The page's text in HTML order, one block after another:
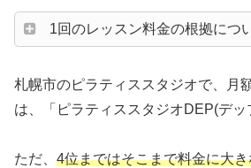
1回のレッスン料金の根拠につ
札幌市のピラティススタジオで、月
は、「ピラティススタジオDEP(デッ
ただ、 4位まではそこまで料金に大